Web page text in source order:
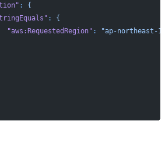
:
{
:
{
"aws:RequestedRegion"
:
"ap-northeast-